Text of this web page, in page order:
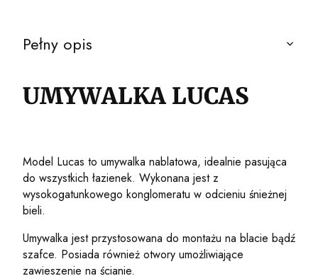
Pełny opis
UMYWALKA LUCAS
Model Lucas to umywalka nablatowa, idealnie pasująca
do wszystkich łazienek. Wykonana jest z
wysokogatunkowego konglomeratu w odcieniu śnieżnej
bieli.
Umywalka jest przystosowana do montażu na blacie bądź
szafce. Posiada również otwory umożliwiające
zawieszenie na ścianie.